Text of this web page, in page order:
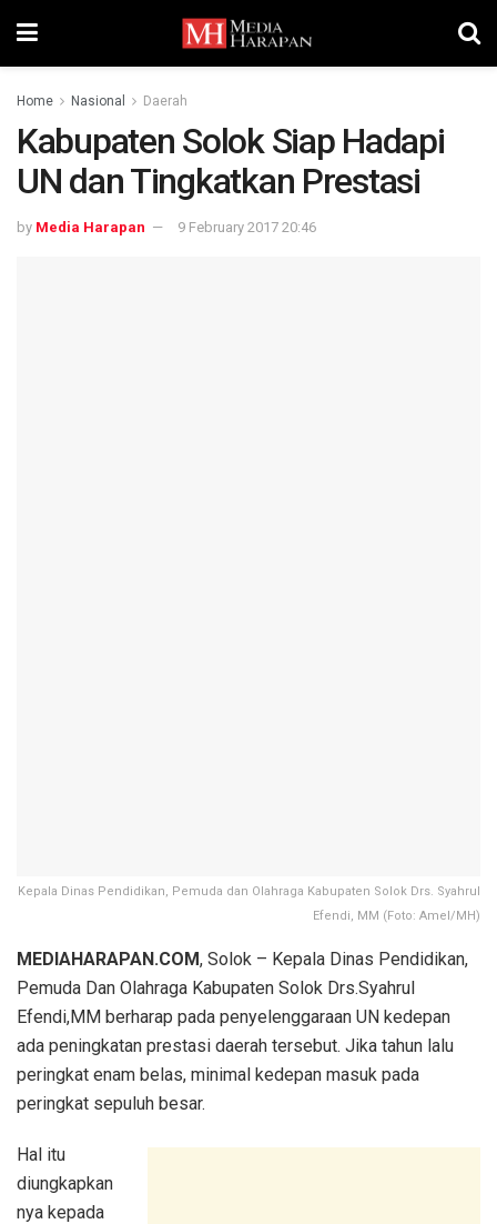
Home Nasional Daerah
​Kabupaten Solok Siap Hadapi
UN dan Tingkatkan Prestasi
by Media Harapan 9 February 2017 20:46
Kepala Dinas Pendidikan, Pemuda dan Olahraga Kabupaten Solok Drs. Syahrul
Efendi, MM (Foto: Amel/MH)
MEDIAHARAPAN.COM, Solok – Kepala Dinas Pendidikan,
Pemuda Dan Olahraga Kabupaten Solok Drs.Syahrul
Efendi,MM berharap pada penyelenggaraan UN kedepan
ada peningkatan prestasi daerah tersebut. Jika tahun lalu
peringkat enam belas, minimal kedepan masuk pada
peringkat sepuluh besar.
Hal itu
diungkapkan
nya kepada